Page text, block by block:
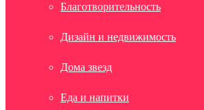
Благотворительность
Дизайн и недвижимость
Дома звезд
Еда и напитки